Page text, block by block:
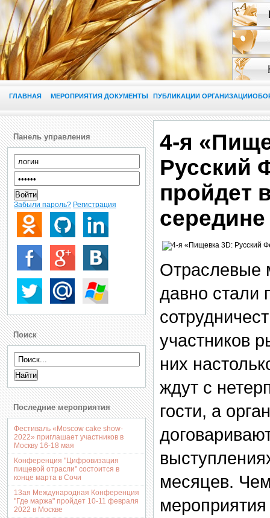
ГЛАВНАЯ МЕРОПРИЯТИЯ ДОКУМЕНТЫ ПУБЛИКАЦИИ ОРГАНИЗАЦИИ
Панель управления
Войти
Забыли пароль? Регистрация
Поиск
Последние мероприятия
Фестиваль «Moscow cake show-
2022» приглашает участников в
Москву 16-18 мая
Конференция "Цифровизация
пищевой отрасли" состоится в
конце марта в Сочи
13ая Международная Конференция
"Где маржа" пройдет 10-11 февраля
2022 в Москве
4-я
Русский
пройдет
Отраслевые
давно стали
участников
них
ждут с
гости, а
месяцев.